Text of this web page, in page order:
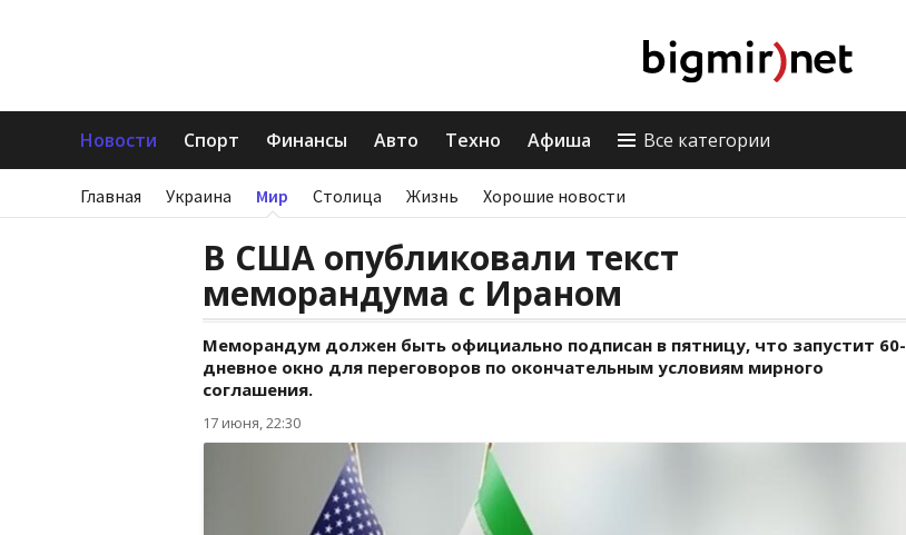
Новости Спорт Финансы Авто Техно Афиша Все категории
Главная Украина Мир Столица Жизнь Хорошие новости
В США опубликовали текст
меморандума с Ираном
Меморандум должен быть официально подписан в пятницу, что запустит 60-
дневное окно для переговоров по окончательным условиям мирного
соглашения.
17 июня, 22:30